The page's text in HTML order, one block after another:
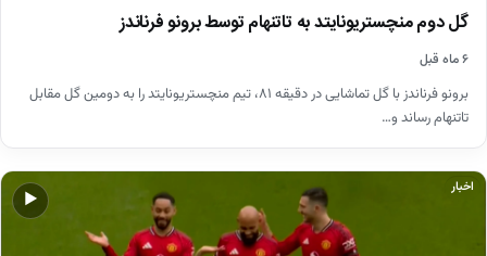
گل دوم منچستریونایتد به تاتنهام توسط برونو فرناندز
۶ ماه قبل
برونو فرناندز با گل تماشایی در دقیقه ۸۱، تیم منچستریونایتد را به دومین گل مقابل
تاتنهام رساند و…
▶
اخبار